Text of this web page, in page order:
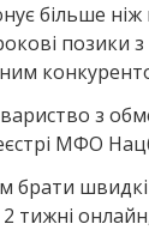
більше ніж
позики
з
МФО
брати
тижні